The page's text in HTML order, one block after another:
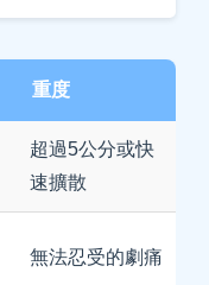
重度
超過5公分或快
速擴散
無法忍受的劇痛